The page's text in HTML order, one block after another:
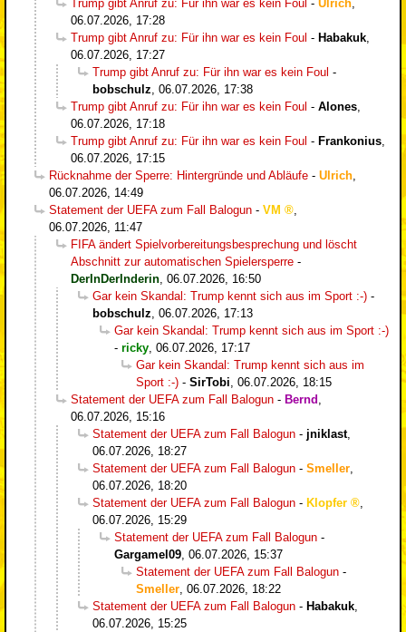
Trump gibt Anruf zu: Für ihn war es kein Foul - Ulrich,
06.07.2026, 17:28
Trump gibt Anruf zu: Für ihn war es kein Foul - Habakuk,
06.07.2026, 17:27
Trump gibt Anruf zu: Für ihn war es kein Foul -
bobschulz, 06.07.2026, 17:38
Trump gibt Anruf zu: Für ihn war es kein Foul - Alones,
06.07.2026, 17:18
Trump gibt Anruf zu: Für ihn war es kein Foul - Frankonius,
06.07.2026, 17:15
Rücknahme der Sperre: Hintergründe und Abläufe - Ulrich,
06.07.2026, 14:49
Statement der UEFA zum Fall Balogun - VM
,
06.07.2026, 11:47
FIFA ändert Spielvorbereitungsbesprechung und löscht
Abschnitt zur automatischen Spielersperre -
DerInDerInderin, 06.07.2026, 16:50
Gar kein Skandal: Trump kennt sich aus im Sport :-) -
bobschulz, 06.07.2026, 17:13
Gar kein Skandal: Trump kennt sich aus im Sport :-)
- ricky, 06.07.2026, 17:17
Gar kein Skandal: Trump kennt sich aus im
Sport :-) - SirTobi, 06.07.2026, 18:15
Statement der UEFA zum Fall Balogun - Bernd ,
06.07.2026, 15:16
Statement der UEFA zum Fall Balogun - jniklast,
06.07.2026, 18:27
Statement der UEFA zum Fall Balogun - Smeller,
06.07.2026, 18:20
Statement der UEFA zum Fall Balogun - Klopfer
,
06.07.2026, 15:29
Statement der UEFA zum Fall Balogun -
Gargamel09, 06.07.2026, 15:37
Statement der UEFA zum Fall Balogun -
Smeller, 06.07.2026, 18:22
Statement der UEFA zum Fall Balogun - Habakuk,
06.07.2026, 15:25